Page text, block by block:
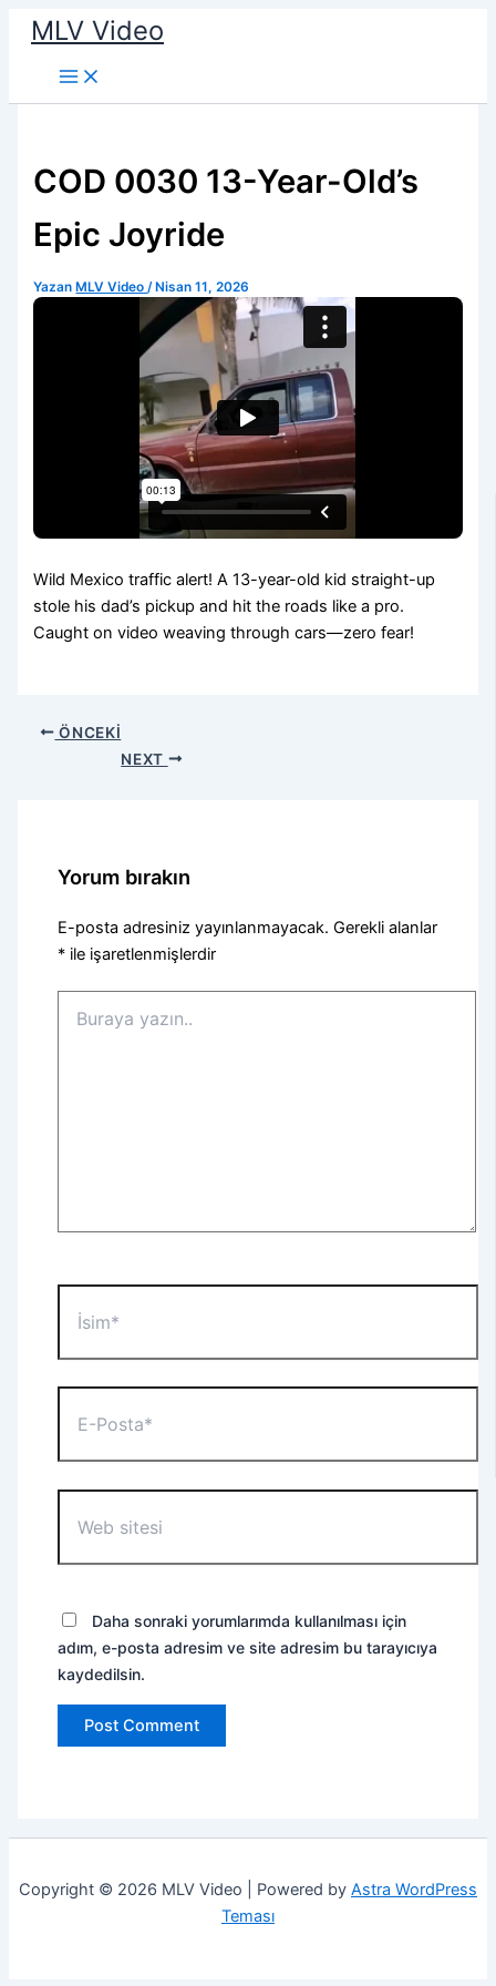
İçeriğe
atla
MLV Video
COD 0030 13-Year-Old’s
Epic Joyride
Yazan MLV Video/ Nisan 11, 2026
Wild Mexico traffic alert! A 13-year-old kid straight-up
stole his dad’s pickup and hit the roads like a pro.
Caught on video weaving through cars—zero fear!
ÖNCEKI
NEXT
Yorum bırakın
E-posta adresiniz yayınlanmayacak. Gerekli alanlar
* ile işaretlenmişlerdir
yazın..
Posta*
sitesi
Daha sonraki yorumlarımda kullanılması için
adım, e-posta adresim ve site adresim bu tarayıcıya
kaydedilsin.
Copyright © 2026 MLV Video | Powered by Astra WordPress
Teması